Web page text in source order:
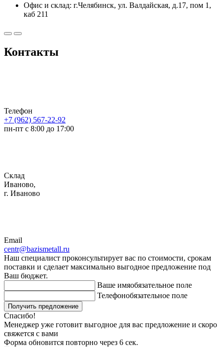
Офис и склад: г.Челябинск, ул. Валдайская, д.17, пом 1,
каб 211
Контакты
Телефон
+7 (962) 567-22-92
пн-пт с 8:00 до 17:00
Склад
Иваново,
г. Иваново
Email
centr@bazismetall.ru
Наш специалист проконсультирует вас по стоимости, срокам
поставки и сделает максимально выгодное предложение под
Ваш бюджет.
Ваше имяобязательное поле
Телефонобязательное поле
Получить предложение
Спасибо!
Менеджер уже готовит выгодное для вас предложение и скоро
свяжется с вами
Форма обновится повторно через 6 сек.